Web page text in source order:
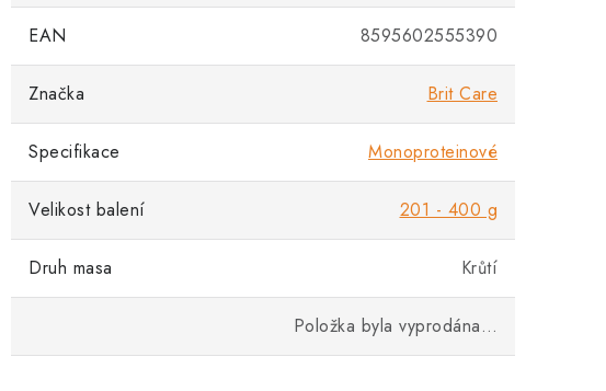
EAN 8595602555390
Značka Brit Care
Specifikace Monoproteinové
Velikost balení 201 - 400 g
Druh masa Krůtí
Položka byla vyprodána…